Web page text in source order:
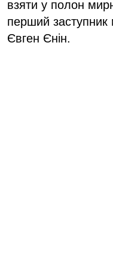
взяти у полон
перший заступник
Євген Єнін.